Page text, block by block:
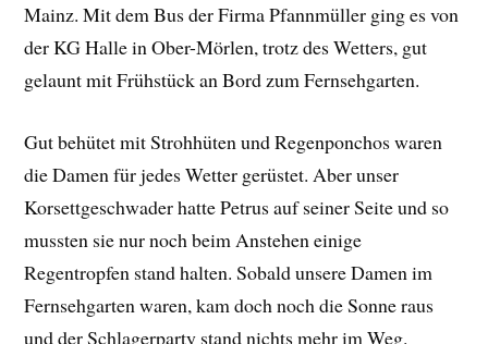
Mainz. Mit dem Bus der Firma Pfannmüller ging es von
der KG Halle in Ober-Mörlen, trotz des Wetters, gut
gelaunt mit Frühstück an Bord zum Fernsehgarten.
Gut behütet mit Strohhüten und Regenponchos waren
die Damen für jedes Wetter gerüstet. Aber unser
Korsettgeschwader hatte Petrus auf seiner Seite und so
mussten sie nur noch beim Anstehen einige
Regentropfen stand halten. Sobald unsere Damen im
Fernsehgarten waren, kam doch noch die Sonne raus
und der Schlagerparty stand nichts mehr im Weg.